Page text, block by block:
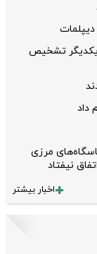
یکدیگر تشخیص
داد
مرزی
نیفتاد
اخبار بیشتر